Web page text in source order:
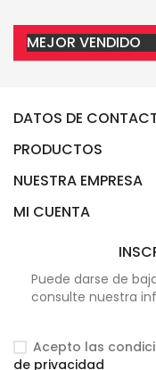
MEJOR VENDIDO
DATOS DE
PRODUCTOS
NUESTRA EMPRESA
MI CUENTA
Puede darse de
consulte nuestra
Acepto las
de privacidad